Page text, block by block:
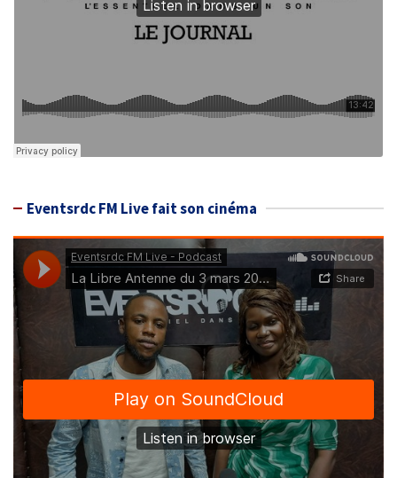
Eventsrdc FM Live fait son cinéma